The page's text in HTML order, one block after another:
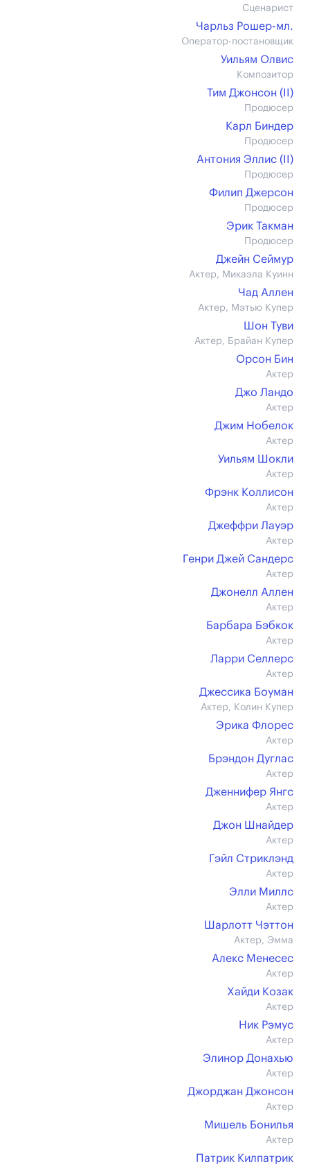
Сценарист
Чарльз Рошер-мл.
Оператор-постановщик
Уильям Олвис
Композитор
Тим Джонсон (II)
Продюсер
Карл Биндер
Продюсер
Антония Эллис (II)
Продюсер
Филип Джерсон
Продюсер
Эрик Такман
Продюсер
Джейн Сеймур
Актер, Микаэла Куинн
Чад Аллен
Актер, Мэтью Купер
Шон Туви
Актер, Брайан Купер
Орсон Бин
Актер
Джо Ландо
Актер
Джим Нобелок
Актер
Уильям Шокли
Актер
Фрэнк Коллисон
Актер
Джеффри Лауэр
Актер
Генри Джей Сандерс
Актер
Джонелл Аллен
Актер
Барбара Бэбкок
Актер
Ларри Селлерс
Актер
Джессика Боуман
Актер, Колин Купер
Эрика Флорес
Актер
Брэндон Дуглас
Актер
Дженнифер Янгс
Актер
Джон Шнайдер
Актер
Гэйл Стриклэнд
Актер
Элли Миллс
Актер
Шарлотт Чэттон
Актер, Эмма
Алекс Менесес
Актер
Хайди Козак
Актер
Ник Рэмус
Актер
Элинор Донахью
Актер
Джорджан Джонсон
Актер
Мишель Бонилья
Актер
Патрик Килпатрик